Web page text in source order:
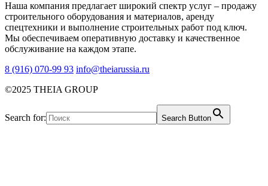
Наша компания предлагает широкий спектр услуг – продажу
строительного оборудования и материалов, аренду
спецтехники и выполнение строительных работ под ключ.
Мы обеспечиваем оперативную доставку и качественное
обслуживание на каждом этапе.
8 (916) 070-99 93 info@theiarussia.ru
©2025 THEIA GROUP
Search for: Search Button